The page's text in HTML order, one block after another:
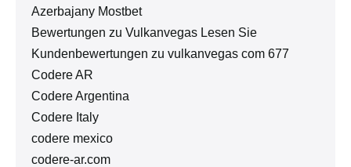
Azerbajany Mostbet
Bewertungen zu Vulkanvegas Lesen Sie
Kundenbewertungen zu vulkanvegas com 677
Codere AR
Codere Argentina
Codere Italy
codere mexico
codere-ar.com